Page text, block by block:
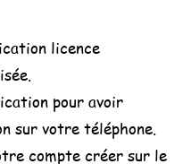
licence
pour avoir
sur votre téléphone.
compte créer sur le